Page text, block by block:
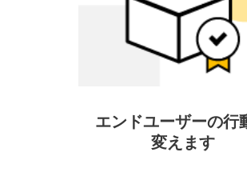
エンドユーザーの行
変えます